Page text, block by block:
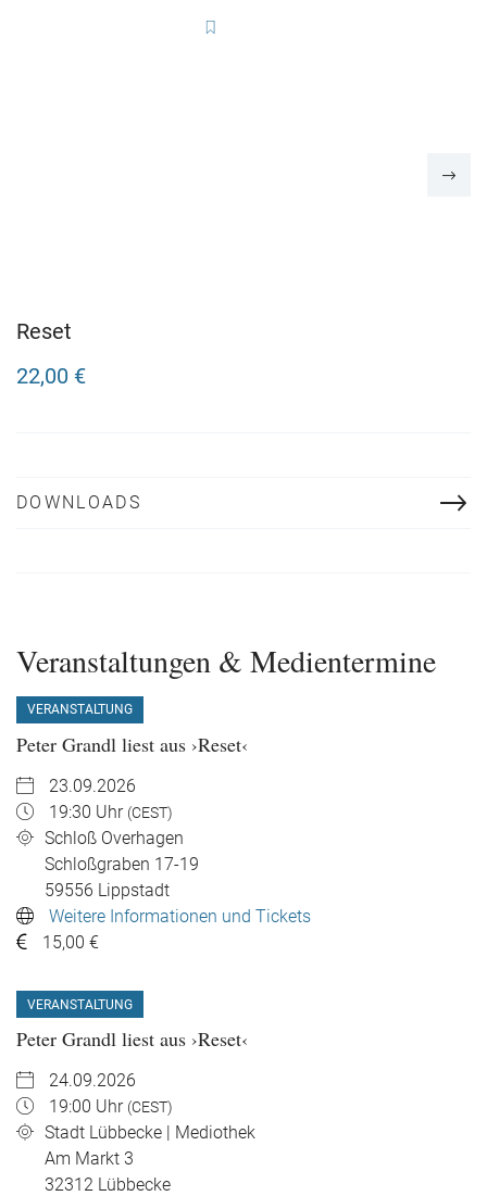
Reset
22,00 €
DOWNLOADS
Veranstaltungen & Medientermine
VERANSTALTUNG
Peter Grandl liest aus ›Reset‹
23.09.2026
19:30 Uhr (CEST)
Schloß Overhagen
Schloßgraben 17-19
59556
Lippstadt
Weitere Informationen und Tickets
15,00 €
VERANSTALTUNG
Peter Grandl liest aus ›Reset‹
24.09.2026
19:00 Uhr (CEST)
Stadt Lübbecke | Mediothek
Am Markt 3
32312 Lübbecke